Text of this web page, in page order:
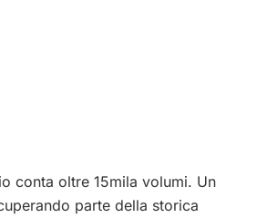
conta oltre 15mila volumi. Un
parte della storica